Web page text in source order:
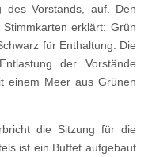
des Vorstands, auf. Den
erklärt: Grün
für Enthaltung. Die
der Vorstände
einem Meer aus Grünen
die Sitzung für die
ist ein Buffet aufgebaut